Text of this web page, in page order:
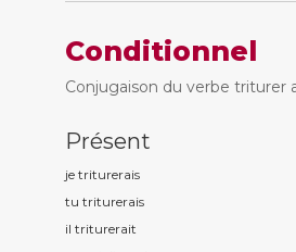
Conditionnel
Conjugaison du verbe triturer
Présent
je triturerais
tu triturerais
il triturerait